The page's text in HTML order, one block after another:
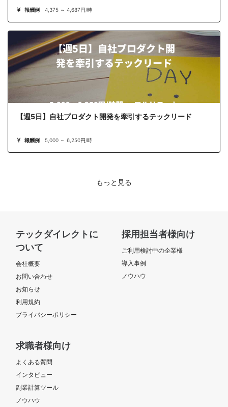
報酬例 4,375 ～ 4,687円/時
【週5日】自社プロダクト開発を牽引するテックリード
報酬例 5,000 ～ 6,250円/時
もっと見る
テックダイレクトに
ついて
会社概要
お問い合わせ
お知らせ
利用規約
プライバシーポリシー
採用担当者様向け
ご利用検討中の企業様
導入事例
ノウハウ
求職者様向け
よくある質問
インタビュー
副業計算ツール
ノウハウ